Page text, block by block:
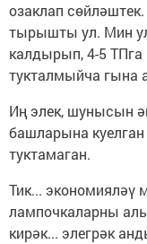
озаклап
тырышты ул. Мин ул
калдырып, 4-5 ТПга
тукталмыйча гына
Иң элек, шунысын
башларына
туктамаган.
Тик... экономияләү
лампочкаларны
кирәк... элегрәк